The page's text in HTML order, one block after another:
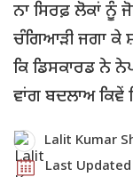
ਨਾ ਸਿਰਫ਼ ਲੋਕਾਂ ਨੂੰ
ਚੰਗਿਆੜੀ ਜਗਾ ਕੇ
ਕਿ ਡਿਸਕਾਰਡ ਨੇ
ਵਾਂਗ ਬਦਲਾਅ ਕਿਵੇਂ
Lalit Kumar
Last Updated